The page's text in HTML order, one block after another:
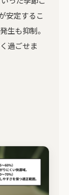
安定するこ
生も抑制。
過ごせま